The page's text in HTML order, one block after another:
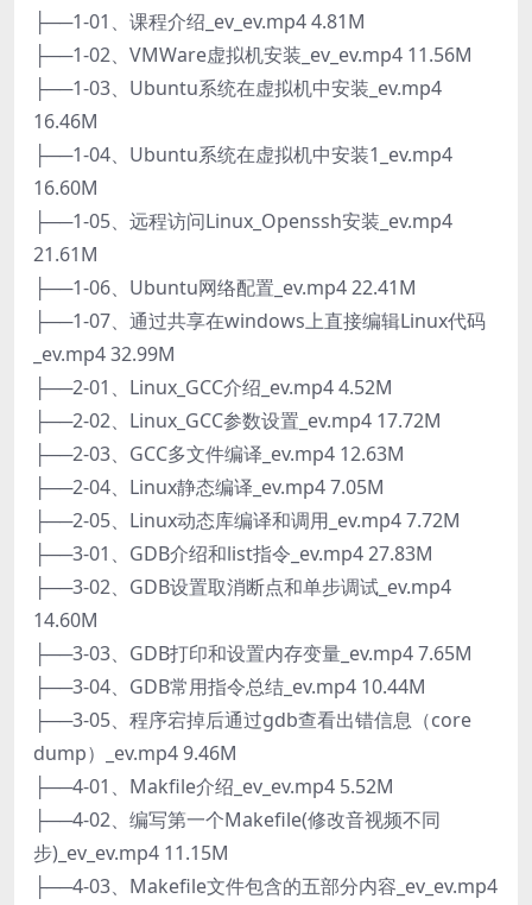
├──1-01、课程介绍_ev_ev.mp4 4.81M
├──1-02、VMWare虚拟机安装_ev_ev.mp4 11.56M
├──1-03、Ubuntu系统在虚拟机中安装_ev.mp4
16.46M
├──1-04、Ubuntu系统在虚拟机中安装1_ev.mp4
16.60M
├──1-05、远程访问Linux_Openssh安装_ev.mp4
21.61M
├──1-06、Ubuntu网络配置_ev.mp4 22.41M
├──1-07、通过共享在windows上直接编辑Linux代码
_ev.mp4 32.99M
├──2-01、Linux_GCC介绍_ev.mp4 4.52M
├──2-02、Linux_GCC参数设置_ev.mp4 17.72M
├──2-03、GCC多文件编译_ev.mp4 12.63M
├──2-04、Linux静态编译_ev.mp4 7.05M
├──2-05、Linux动态库编译和调用_ev.mp4 7.72M
├──3-01、GDB介绍和list指令_ev.mp4 27.83M
├──3-02、GDB设置取消断点和单步调试_ev.mp4
14.60M
├──3-03、GDB打印和设置内存变量_ev.mp4 7.65M
├──3-04、GDB常用指令总结_ev.mp4 10.44M
├──3-05、程序宕掉后通过gdb查看出错信息（core
dump）_ev.mp4 9.46M
├──4-01、Makfile介绍_ev_ev.mp4 5.52M
├──4-02、编写第一个Makefile(修改音视频不同
步)_ev_ev.mp4 11.15M
├──4-03、Makefile文件包含的五部分内容_ev_ev.mp4